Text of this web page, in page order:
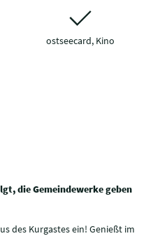
ostseecard, Kino
die Gemeindewerke geben
des Kurgastes ein! Genießt im